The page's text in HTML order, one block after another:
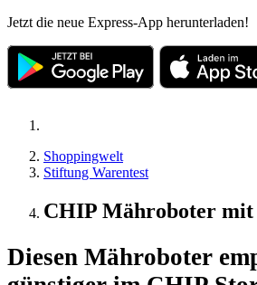
Jetzt die neue Express-App herunterladen!
Shoppingwelt
Stiftung Warentest
CHIP Mähroboter mit
Diesen Mähroboter